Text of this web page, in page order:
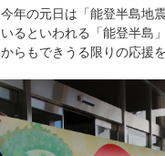
今年の元日は「能登半島地
いるといわれる「能登半島
からもできうる限りの応援